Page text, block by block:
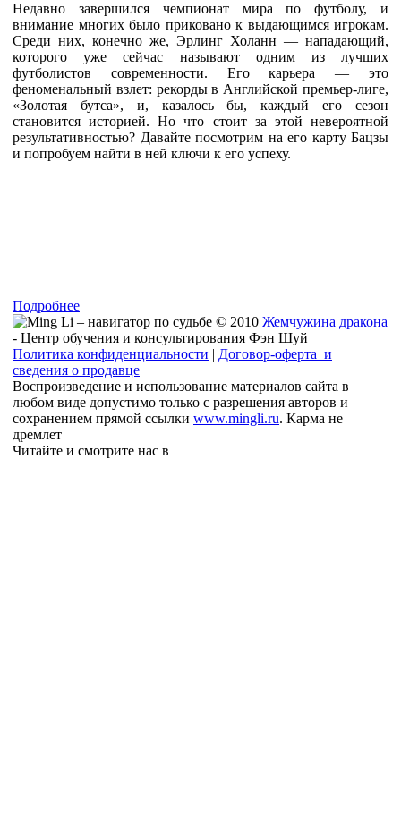
Недавно завершился чемпионат мира по футболу, и
внимание многих было приковано к выдающимся игрокам.
Среди них, конечно же, Эрлинг Холанн — нападающий,
которого уже сейчас называют одним из лучших
футболистов современности. Его карьера — это
феноменальный взлет: рекорды в Английской премьер-лиге,
«Золотая бутса», и, казалось бы, каждый его сезон
становится историей. Но что стоит за этой невероятной
результативностью? Давайте посмотрим на его карту Бацзы
и попробуем найти в ней ключи к его успеху.
Подробнее
© 2010 Жемчужина дракона
- Центр обучения и консультирования Фэн Шуй
Политика конфиденциальности | Договор-оферта и
сведения о продавце
Воспроизведение и использование материалов сайта в
любом виде допустимо только с разрешения авторов и
сохранением прямой ссылки www.mingli.ru. Карма не
дремлет
Читайте и смотрите нас в